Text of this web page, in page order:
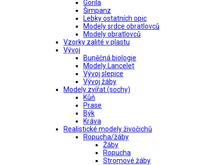
Gorila
Šimpanz
Lebky ostatních opic
Modely srdce obratlovců
Modely obratlovců
Vzorky zalité v plastu
Vývoj
Buněčná biologie
Modely Lancelet
Vývoj slepice
Vývoj žáby
Modely zvířat (sochy)
Kůň
Prase
Býk
Kráva
Realistické modely živočichů
Ropucha/žáby
Žáby
Ropucha
Stromové žáby